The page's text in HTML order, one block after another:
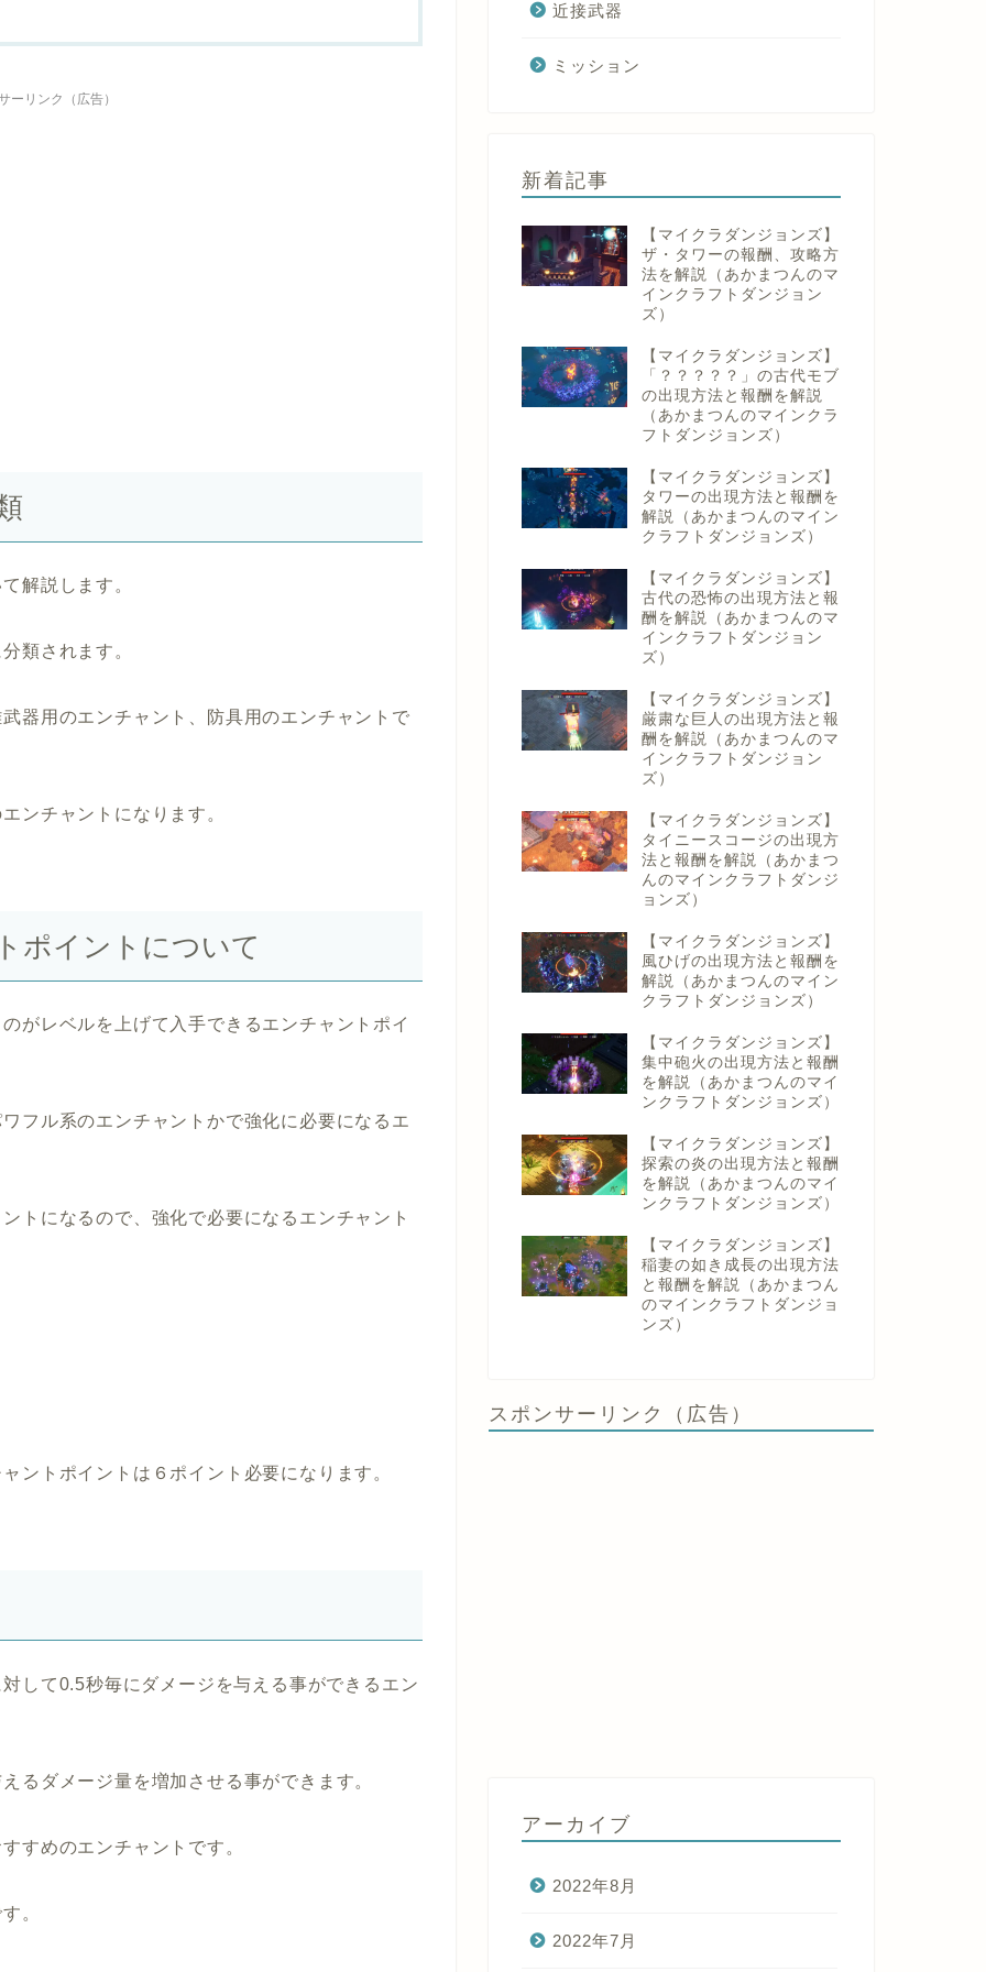
ーリンク（広告）
解説します。
類されます。
器用のエンチャント、防具用のエンチャントで
ンチャントになります。
ポイントについて
がレベルを上げて入手できるエンチャントポイ
フル系のエンチャントかで強化に必要になるエ
トになるので、強化で必要になるエンチャント
ントポイントは６ポイント必要になります。
して0.5秒毎にダメージを与える事ができるエン
るダメージ量を増加させる事ができます。
すめのエンチャントです。
。
近接武器
ミッション
新着記事
【マイクラダンジョンズ】
ザ・タワーの報酬、攻略方
法を解説（あかまつんのマ
インクラフトダンジョン
ズ）
【マイクラダンジョンズ】
「？？？？？」の古代モブ
の出現方法と報酬を解説
（あかまつんのマインクラ
フトダンジョンズ）
【マイクラダンジョンズ】
タワーの出現方法と報酬を
解説（あかまつんのマイン
クラフトダンジョンズ）
【マイクラダンジョンズ】
古代の恐怖の出現方法と報
酬を解説（あかまつんのマ
インクラフトダンジョン
ズ）
【マイクラダンジョンズ】
厳粛な巨人の出現方法と報
酬を解説（あかまつんのマ
インクラフトダンジョン
ズ）
【マイクラダンジョンズ】
タイニースコージの出現方
法と報酬を解説（あかまつ
んのマインクラフトダンジ
ョンズ）
【マイクラダンジョンズ】
風ひげの出現方法と報酬を
解説（あかまつんのマイン
クラフトダンジョンズ）
【マイクラダンジョンズ】
集中砲火の出現方法と報酬
を解説（あかまつんのマイ
ンクラフトダンジョンズ）
【マイクラダンジョンズ】
探索の炎の出現方法と報酬
を解説（あかまつんのマイ
ンクラフトダンジョンズ）
【マイクラダンジョンズ】
稲妻の如き成長の出現方法
と報酬を解説（あかまつん
のマインクラフトダンジョ
ンズ）
スポンサーリンク（広告）
アーカイブ
2022年8月
2022年7月